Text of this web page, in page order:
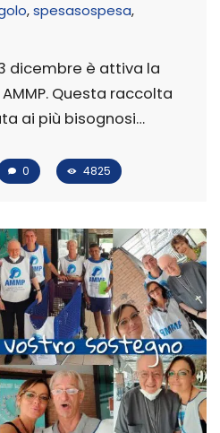
,spesasospesa,
dicembre è attiva la
Questa raccolta
ai più bisognosi…
0 4825